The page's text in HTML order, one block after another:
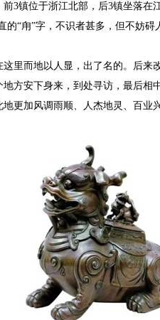
3镇位于浙江北部，后3镇坐落在
的“甪”字，不识者甚多，但不妨
而地以人显，出了名的。后来
方安下身来，到处寻访，最后相
更加风调雨顺、人杰地灵、百业